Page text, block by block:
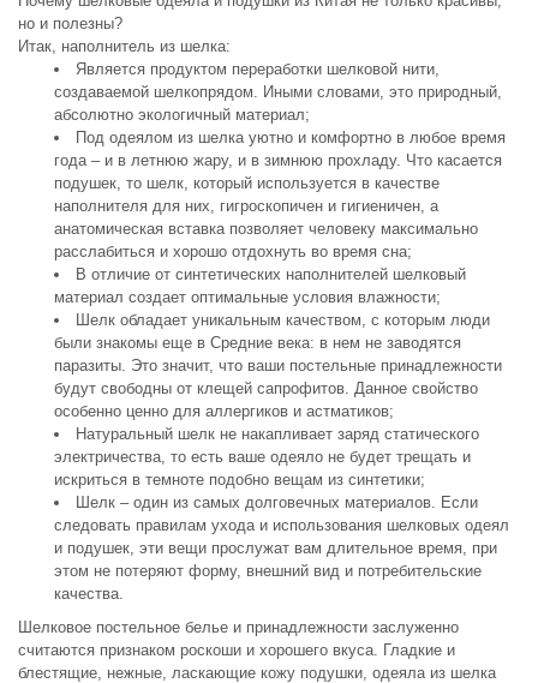
но и полезны?
Итак, наполнитель из шелка:
Является продуктом переработки шелковой нити,
создаваемой шелкопрядом. Иными словами, это природный,
абсолютно экологичный материал;
Под одеялом из шелка уютно и комфортно в любое время
года – и в летнюю жару, и в зимнюю прохладу. Что касается
подушек, то шелк, который используется в качестве
наполнителя для них, гигроскопичен и гигиеничен, а
анатомическая вставка позволяет человеку максимально
расслабиться и хорошо отдохнуть во время сна;
В отличие от синтетических наполнителей шелковый
материал создает оптимальные условия влажности;
Шелк обладает уникальным качеством, с которым люди
были знакомы еще в Средние века: в нем не заводятся
паразиты. Это значит, что ваши постельные принадлежности
будут свободны от клещей сапрофитов. Данное свойство
особенно ценно для аллергиков и астматиков;
Натуральный шелк не накапливает заряд статического
электричества, то есть ваше одеяло не будет трещать и
искриться в темноте подобно вещам из синтетики;
Шелк – один из самых долговечных материалов. Если
следовать правилам ухода и использования шелковых одеял
и подушек, эти вещи прослужат вам длительное время, при
этом не потеряют форму, внешний вид и потребительские
качества.
Шелковое постельное белье и принадлежности заслуженно
считаются признаком роскоши и хорошего вкуса. Гладкие и
блестящие, нежные, ласкающие кожу подушки, одеяла из шелка